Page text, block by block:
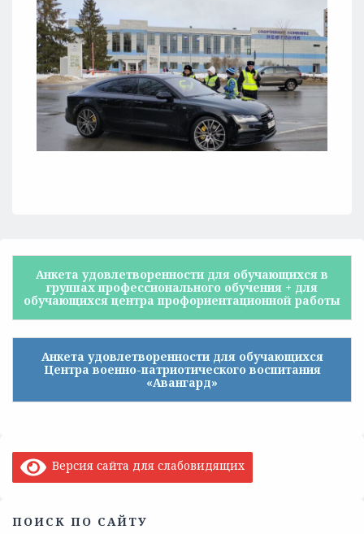
Анкета удовлетворенности для обучающихся в
группах профессионального обучения + для
обучающихся центра профориентационной работы
Анкета удовлетворенности для обучающихся
Центра военно-патриотического воспитания
«Авангард»
Версия сайта для слабовидящих
ПОИСК ПО САЙТУ